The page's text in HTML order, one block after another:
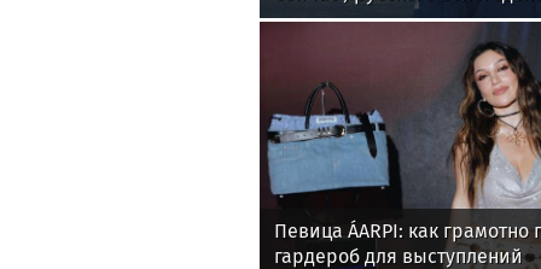
поэта Андрея Малышева (
Певица ÁARPI: как грамотно
гардероб для выступлений